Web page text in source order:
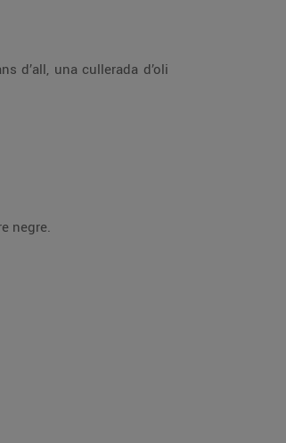
d’all, una cullerada d’oli
negre.